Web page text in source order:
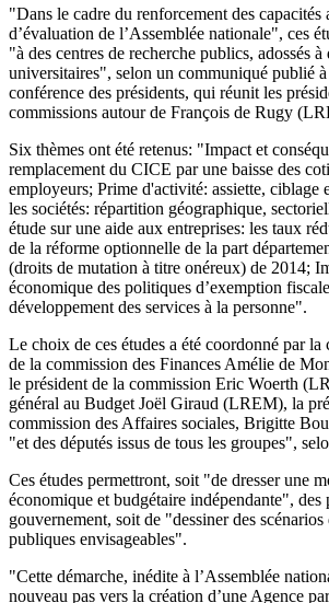
"Dans le cadre du renforcement des capacités
d’évaluation de l’Assemblée nationale", ces
"à des centres de recherche publics, adossés à
universitaires", selon un communiqué publié à
conférence des présidents, qui réunit les
commissions autour de François de Rugy
Six thèmes ont été retenus: "Impact et
remplacement du CICE par une baisse des
employeurs; Prime d'activité: assiette, ciblage
les sociétés: répartition géographique,
étude sur une aide aux entreprises: les taux
de la réforme optionnelle de la part
(droits de mutation à titre onéreux) de 2014;
économique des politiques d’exemption
développement des services à la personne".
Le choix de ces études a été coordonné par
de la commission des Finances Amélie de
le président de la commission Eric Woerth
général au Budget Joël Giraud (LREM), la
commission des Affaires sociales, Brigitte
"et des députés issus de tous les groupes",
Ces études permettront, soit "de dresser une
économique et budgétaire indépendante", des
gouvernement, soit de "dessiner des
publiques envisageables".
"Cette démarche, inédite à l’Assemblée
nouveau pas vers la création d’une Agence